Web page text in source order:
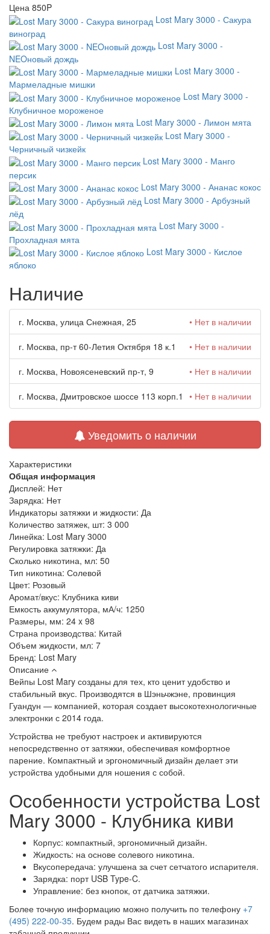
Цена 850P
Lost Mary 3000 - Сакура
виноград
Lost Mary 3000 -
NEOновый дождь
Lost Mary 3000 -
Мармеладные мишки
Lost Mary 3000 -
Клубничное мороженое
Lost Mary 3000 - Лимон мята
Lost Mary 3000 -
Черничный чизкейк
Lost Mary 3000 - Манго
персик
Lost Mary 3000 - Ананас кокос
Lost Mary 3000 - Арбузный
лёд
Lost Mary 3000 -
Прохладная мята
Lost Mary 3000 - Кислое
яблоко
Наличие
г. Москва, улица Снежная, 25 • Нет в наличии
г. Москва, пр-т 60-Летия Октября 18 к.1 • Нет в наличии
г. Москва, Новоясеневский пр-т, 9 • Нет в наличии
г. Москва, Дмитровское шоссе 113 корп.1 • Нет в наличии
Уведомить о наличии
Характеристики
Общая информация
Дисплей: Нет
Зарядка: Нет
Индикаторы затяжки и жидкости: Да
Количество затяжек, шт: 3 000
Линейка: Lost Mary 3000
Регулировка затяжки: Да
Сколько никотина, мл: 50
Тип никотина: Солевой
Цвет: Розовый
Аромат/вкус: Клубника киви
Емкость аккумулятора, мА/ч: 1250
Размеры, мм: 24 x 98
Страна производства: Китай
Объем жидкости, мл: 7
Бренд: Lost Mary
Описание
Вейпы Lost Mary созданы для тех, кто ценит удобство и
стабильный вкус. Производятся в Шэньчжэне, провинция
Гуандун — компанией, которая создает высокотехнологичные
электронки с 2014 года.
Устройства не требуют настроек и активируются
непосредственно от затяжки, обеспечивая комфортное
парение. Компактный и эргономичный дизайн делает эти
устройства удобными для ношения с собой.
Особенности устройства Lost
Mary 3000 - Клубника киви
Корпус: компактный, эргономичный дизайн.
Жидкость: на основе солевого никотина.
Вкусопередача: улучшена за счет сетчатого испарителя.
Зарядка: порт USB Type-C.
Управление: без кнопок, от датчика затяжки.
Более точную информацию можно получить по телефону +7
(495) 222-00-35. Будем рады Вас видеть в наших магазинах